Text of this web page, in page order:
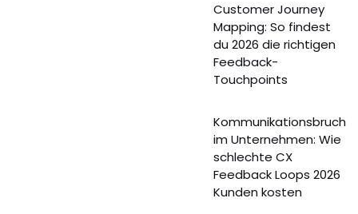
Customer Journey
Mapping: So findest
du 2026 die richtigen
Feedback-
Touchpoints
Kommunikationsbruch
im Unternehmen: Wie
schlechte CX
Feedback Loops 2026
Kunden kosten